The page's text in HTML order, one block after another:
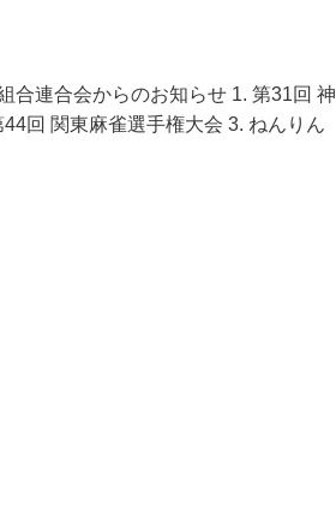
合連合会からのお知らせ 1. 第31回 神
回 関東麻雀選手権大会 3. ねんりん